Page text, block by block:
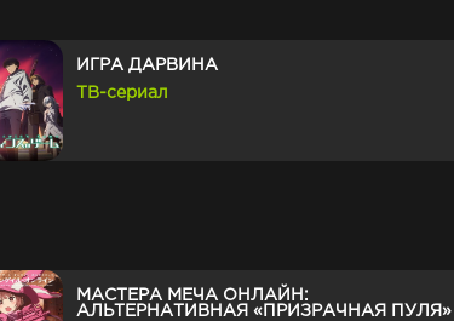
ИГРА ДАРВИНА
ТВ-сериал
МАСТЕРА МЕЧА ОНЛАЙН:
АЛЬТЕРНАТИВНАЯ «ПРИЗРАЧНАЯ ПУЛЯ»